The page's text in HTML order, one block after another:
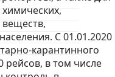
С 01.01.2020
карантинного
рейсов, в том числе